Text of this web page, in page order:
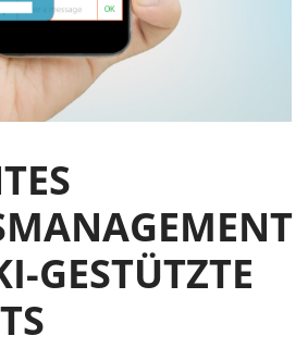
GESTÜTZTE